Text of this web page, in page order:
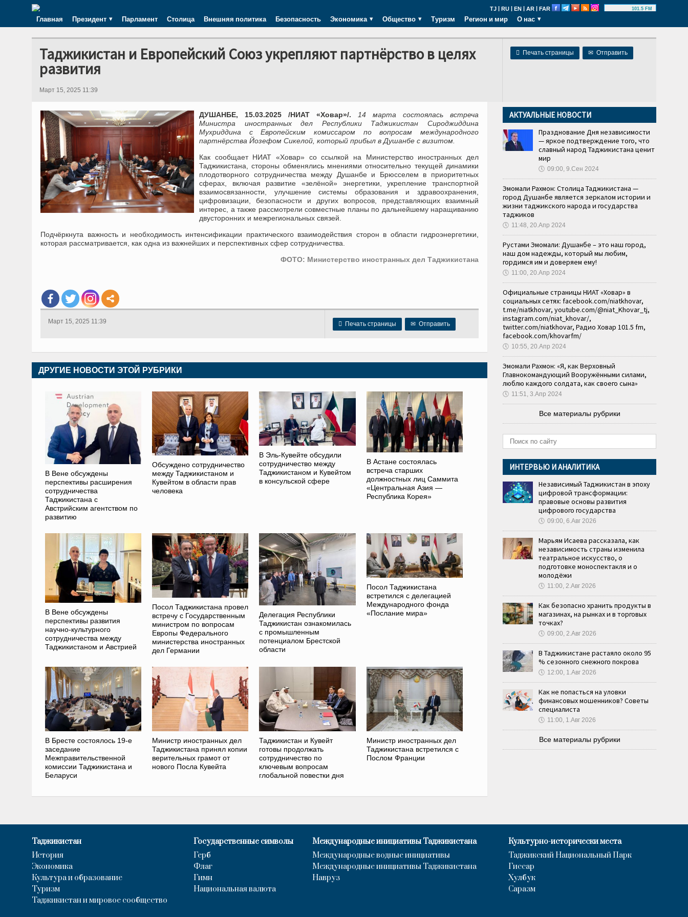
TJ | RU | EN | AR | FAR 101.5 FM
Главная Президент Парламент Столица Внешняя политика Безопасность Экономика Общество Туризм Регион и мир О нас
 Печать страницы ✉ Отправить
Таджикистан и Европейский Союз укрепляют партнёрство в целях
развития
Март 15, 2025 11:39
ДУШАНБЕ, 15.03.2025 /НИАТ «Ховар»/.
14 марта состоялась встреча
Министра иностранных дел Республики Таджикистан Сироджиддина
Мухриддина с Европейским комиссаром по вопросам международного
партнёрства Йозефом Сикелой, который прибыл в Душанбе с визитом.
Как сообщает НИАТ «Ховар» со ссылкой на Министерство иностранных дел
Таджикистана, стороны обменялись мнениями относительно текущей динамики
плодотворного сотрудничества между Душанбе и Брюсселем в приоритетных
сферах, включая развитие «зелёной» энергетики, укрепление транспортной
взаимосвязанности, улучшение системы образования и здравоохранения,
цифровизации, безопасности и других вопросов, представляющих взаимный
интерес, а также рассмотрели совместные планы по дальнейшему наращиванию
двусторонних и межрегиональных связей.
Подчёркнута важность и необходимость интенсификации практического взаимодействия сторон в области гидроэнергетики,
которая рассматривается, как одна из важнейших и перспективных сфер сотрудничества.
ФОТО: Министерство иностранных дел Таджикистана
 Печать страницы ✉ Отправить
Март 15, 2025 11:39
ДРУГИЕ НОВОСТИ ЭТОЙ РУБРИКИ
В Вене обсуждены
перспективы расширения
сотрудничества
Таджикистана с
Австрийским агентством по
развитию
Обсуждено сотрудничество
между Таджикистаном и
Кувейтом в области прав
человека
В Эль-Кувейте обсудили
сотрудничество между
Таджикистаном и Кувейтом
в консульской сфере
В Астане состоялась
встреча старших
должностных лиц Саммита
«Центральная Азия —
Республика Корея»
В Вене обсуждены
перспективы развития
научно-культурного
сотрудничества между
Таджикистаном и Австрией
Посол Таджикистана провел
встречу с Государственным
министром по вопросам
Европы Федерального
министерства иностранных
дел Германии
Делегация Республики
Таджикистан ознакомилась
с промышленным
потенциалом Брестской
области
Посол Таджикистана
встретился с делегацией
Международного фонда
«Послание мира»
В Бресте состоялось 19-е
заседание
Межправительственной
комиссии Таджикистана и
Беларуси
Министр иностранных дел
Таджикистана принял копии
верительных грамот от
нового Посла Кувейта
Таджикистан и Кувейт
готовы продолжать
сотрудничество по
ключевым вопросам
глобальной повестки дня
Министр иностранных дел
Таджикистана встретился с
Послом Франции
АКТУАЛЬНЫЕ НОВОСТИ
Празднование Дня независимости
— яркое подтверждение того, что
славный народ Таджикистана ценит
мир
🕔 09:00, 9.Сен 2024
Эмомали Рахмон: Столица Таджикистана —
город Душанбе является зеркалом истории и
жизни таджикского народа и государства
таджиков
🕔 11:48, 20.Апр 2024
Рустами Эмомали: Душанбе – это наш город,
наш дом надежды, который мы любим,
гордимся им и доверяем ему!
🕔 11:00, 20.Апр 2024
Официальные страницы НИАТ «Ховар» в
социальных сетях: facebook.com/niatkhovar,
t.me/niatkhovar, youtube.com/@niat_Khovar_tj,
instagram.com/niat_khovar/,
twitter.com/niatkhovar, Радио Ховар 101.5 fm,
facebook.com/khovarfm/
🕔 10:55, 20.Апр 2024
Эмомали Рахмон: «Я, как Верховный
Главнокомандующий Вооружёнными силами,
люблю каждого солдата, как своего сына»
🕔 11:51, 3.Апр 2024
Все материалы рубрики
ИНТЕРВЬЮ И АНАЛИТИКА
Независимый Таджикистан в эпоху
цифровой трансформации:
правовые основы развития
цифрового государства
🕔 09:00, 6.Авг 2026
Марьям Исаева рассказала, как
независимость страны изменила
театральное искусство, о
подготовке моноспектакля и о
молодёжи
🕔 11:00, 2.Авг 2026
Как безопасно хранить продукты в
магазинах, на рынках и в торговых
точках?
🕔 09:00, 2.Авг 2026
В Таджикистане растаяло около 95
% сезонного снежного покрова
🕔 12:00, 1.Авг 2026
Как не попасться на уловки
финансовых мошенников? Советы
специалиста
🕔 11:00, 1.Авг 2026
Все материалы рубрики
Таджикистан
История
Экономика
Культура и образование
Туризм
Таджикистан и мировое сообщество
Государственные символы
Герб
Флаг
Гимн
Национальная валюта
Международные инициативы Таджикистана
Международные водные инициативы
Международные инициативы Таджикистана
Навруз
Культурно-исторически места
Таджикский Национальный Парк
Гиссар
Хулбук
Саразм